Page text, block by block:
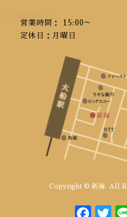
2020年3月
2019年3月
2018年5月
2018年1月
2017年11月
2017年10
2017年9月
2017年8月
営業時間： 15:00～
定休日：月曜日
Copyright © 新海. All
F T